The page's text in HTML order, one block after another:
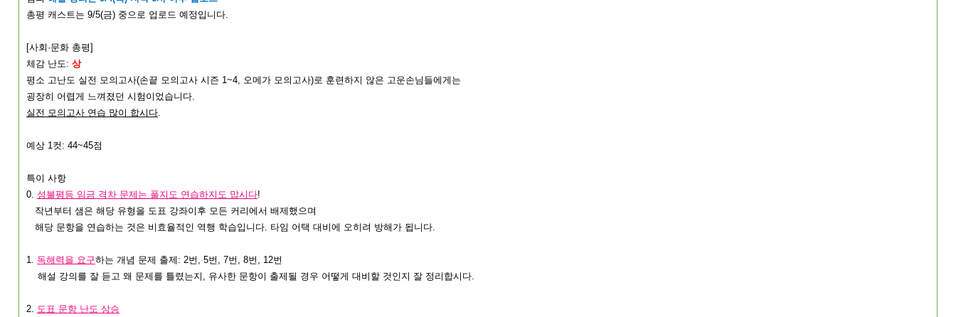
총평 캐스트는 9/5(금) 중으로 업로드 예정입니다.
[사회·문화 총평]
체감 난도: 상
평소 고난도 실전 모의고사(손끝 모의고사 시즌 1~4, 오메가 모의고사)로 훈련하지 않은 고운손님들에게는
굉장히 어렵게 느껴졌던 시험이었습니다.
실전 모의고사 연습 많이 합시다.
예상 1컷: 44~45점
특이 사항
0. 성불평등 임금 격차 문제는 풀지도 연습하지도 맙시다!
작년부터 샘은 해당 유형을 도표 강좌이후 모든 커리에서 배제했으며
해당 문항을 연습하는 것은 비효율적인 역행 학습입니다. 타임 어택 대비에 오히려 방해가 됩니다.
1. 독해력을 요구하는 개념 문제 출제: 2번, 5번, 7번, 8번, 12번
해설 강의를 잘 듣고 왜 문제를 틀렸는지, 유사한 문항이 출제될 경우 어떻게 대비할 것인지 잘 정리합시다.
2. 도표 문항 난도 상승